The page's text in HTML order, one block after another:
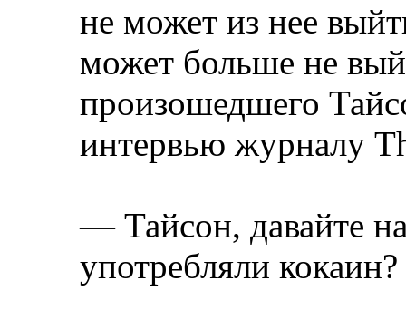
не может из нее
может больше не
произошедшего
интервью журналу
— Тайсон, давайте
употребляли кокаин?